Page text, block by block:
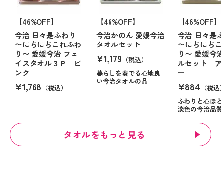
【46%OFF】
今治 日々是ふわり
〜にちにちこれふわ
り〜 愛媛今治 フェ
イスタオル３Ｐ ピ
ンク
¥1,768 （税込）
【46%OFF】
今治かのん 愛媛今治
タオルセット
¥1,179 （税込）
暮らしを奏でる心地良
い今治タオルの品
【46%OFF】
今治 日々是
〜にちにち
り〜 愛媛今
ルセット
ー
¥884 （税
ふわりと心ほ
淡色の今治品
タオルをもっと見る